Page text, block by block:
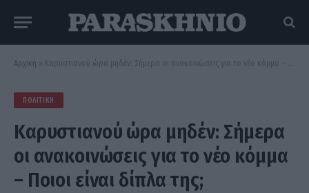
Αρχική » Καρυστιανού ώρα μηδέν: Σήμερα οι ανακοινώσεις για το νέο κόμμα – Ποιοι είναι δίπλα της;
ΠΟΛΙΤΙΚΉ
Καρυστιανού ώρα μηδέν: Σήμερα
οι ανακοινώσεις για το νέο κόμμα
– Ποιοι είναι δίπλα της;